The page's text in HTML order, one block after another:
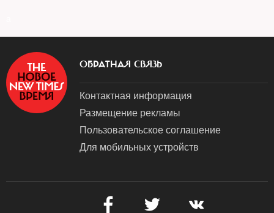
ОБРАТНАЯ СВЯЗЬ
Контактная информация
Размещение рекламы
Пользовательское соглашение
Для мобильных устройств